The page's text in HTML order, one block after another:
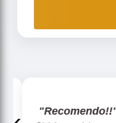
"Recomendo!!"